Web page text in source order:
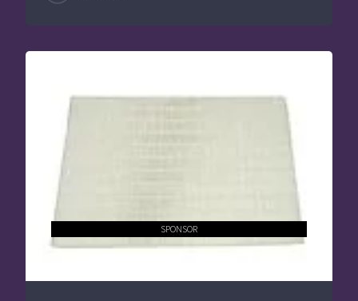
SPONSOR